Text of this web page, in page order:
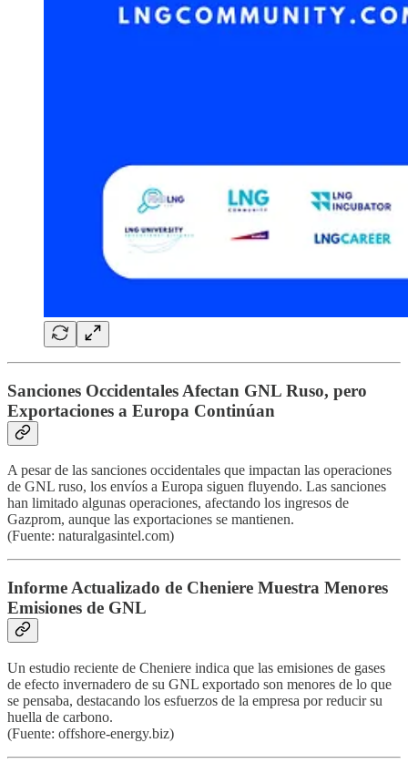
Sanciones Occidentales Afectan GNL Ruso, pero
Exportaciones a Europa Continúan
A pesar de las sanciones occidentales que impactan las operaciones
de GNL ruso, los envíos a Europa siguen fluyendo. Las sanciones
han limitado algunas operaciones, afectando los ingresos de
Gazprom, aunque las exportaciones se mantienen.
(Fuente: naturalgasintel.com)
Informe Actualizado de Cheniere Muestra Menores
Emisiones de GNL
Un estudio reciente de Cheniere indica que las emisiones de gases
de efecto invernadero de su GNL exportado son menores de lo que
se pensaba, destacando los esfuerzos de la empresa por reducir su
huella de carbono.
(Fuente: offshore-energy.biz)